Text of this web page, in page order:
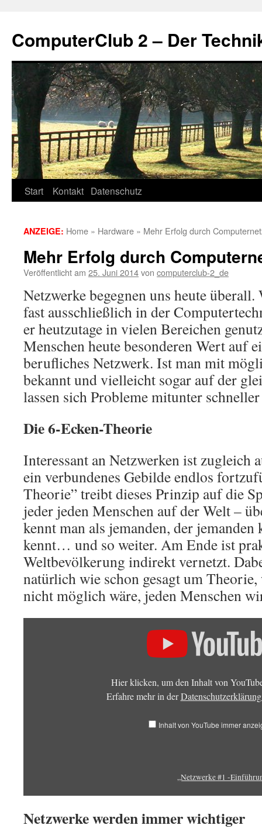
springen
ComputerClub 2 – Der
Start Kontakt Datenschutz
ANZEIGE: Home » Hardware » Mehr Erfolg durch
Mehr Erfolg durch
Veröffentlicht am 25. Juni 2014von computerclub-2_de
Netzwerke begegnen uns heute
fast ausschließlich in der
er heutzutage in vielen Bereichen
Menschen heute besonderen Wert auf
berufliches Netzwerk. Ist man mit
bekannt und vielleicht sogar auf der
lassen sich Probleme mitunter
Die 6-Ecken-Theorie
Interessant an Netzwerken ist zugleich
ein verbundenes Gebilde endlos
Theorie” treibt dieses Prinzip auf die
jeder jeden Menschen auf der Welt –
kennt man als jemanden, der jemanden
kennt… und so weiter. Am Ende ist
Weltbevölkerung indirekt vernetzt.
natürlich wie schon gesagt um
nicht möglich wäre, jeden Menschen
Hier klicken, um den Inhalt von
Erfahre mehr in der
Inhalt von YouTube immer
„Netzwerke #1 -
Netzwerke werden immer wichtiger